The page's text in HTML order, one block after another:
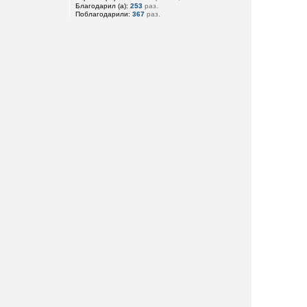
Благодарил (а): 253раз.
Поблагодарили: 367раз.